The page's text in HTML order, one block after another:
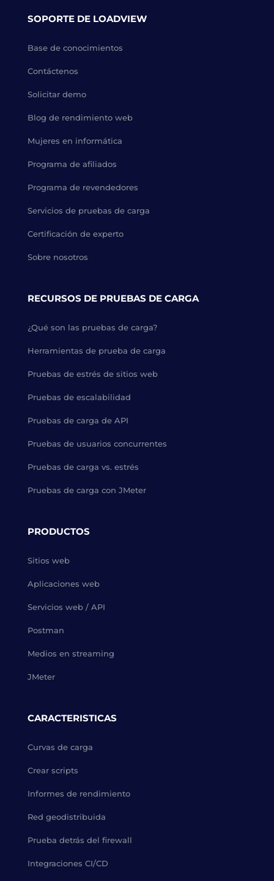
SOPORTE DE LOADVIEW
Base de conocimientos
Contáctenos
Solicitar demo
Blog de rendimiento web
Mujeres en informática
Programa de afiliados
Programa de revendedores
Servicios de pruebas de carga
Certificación de experto
Sobre nosotros
RECURSOS DE PRUEBAS DE CARGA
¿Qué son las pruebas de carga?
Herramientas de prueba de carga
Pruebas de estrés de sitios web
Pruebas de escalabilidad
Pruebas de carga de API
Pruebas de usuarios concurrentes
Pruebas de carga vs. estrés
Pruebas de carga con JMeter
PRODUCTOS
Sitios web
Aplicaciones web
Servicios web / API
Postman
Medios en streaming
JMeter
CARACTERISTICAS
Curvas de carga
Crear scripts
Informes de rendimiento
Red geodistribuida
Prueba detrás del firewall
Integraciones CI/CD